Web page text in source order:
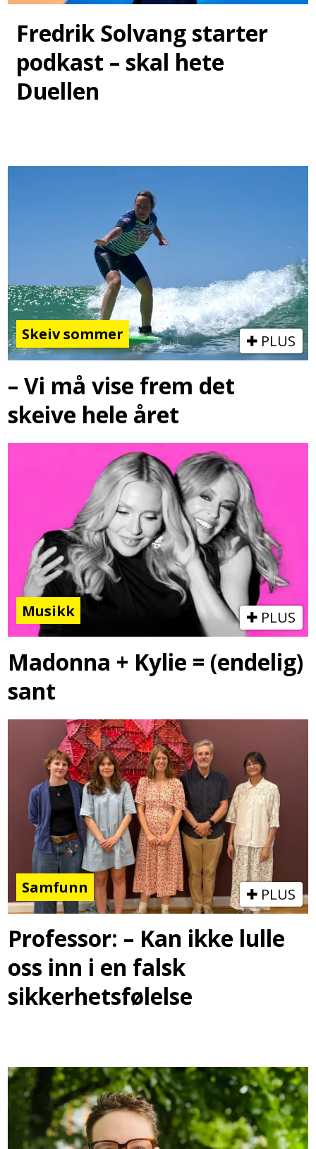
Fredrik Solvang starter
podkast – skal hete
Duellen
Skeiv sommer PLUS
– Vi må vise frem det
skeive hele året
Musikk PLUS
Madonna + Kylie = (endelig)
sant
Samfunn PLUS
Professor: – Kan ikke lulle
oss inn i en falsk
sikkerhetsfølelse